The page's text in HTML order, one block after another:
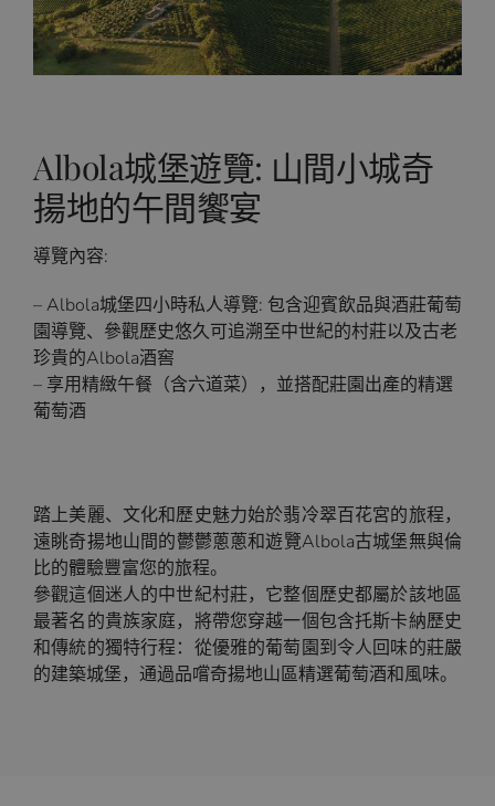
Albola城堡遊覽: 山間小城奇
揚地的午間饗宴
導覽內容:
– Albola城堡四小時私人導覽: 包含迎賓飲品與酒莊葡萄
園導覽、參觀歷史悠久可追溯至中世紀的村莊以及古老
珍貴的Albola酒窖
– 享用精緻午餐（含六道菜），並搭配莊園出產的精選
葡萄酒
踏上美麗、文化和歷史魅力始於翡冷翠百花宮的旅程，
遠眺奇揚地山間的鬱鬱蔥蔥和遊覽Albola古城堡無與倫
比的體驗豐富您的旅程。
參觀這個迷人的中世紀村莊，它整個歷史都屬於該地區
最著名的貴族家庭，將帶您穿越一個包含托斯卡納歷史
和傳統的獨特行程：從優雅的葡萄園到令人回味的莊嚴
的建築城堡，通過品嚐奇揚地山區精選葡萄酒和風味。